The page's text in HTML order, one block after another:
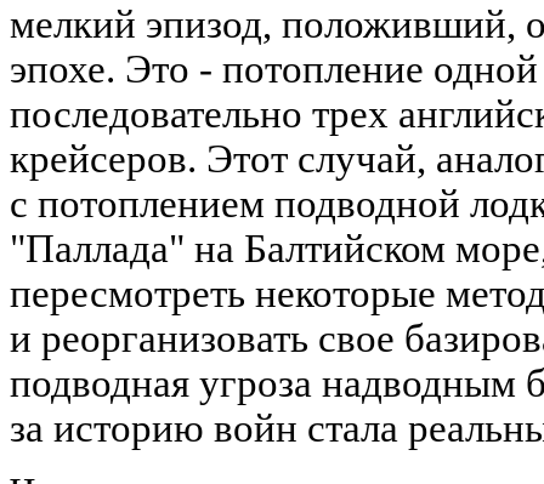
мелкий эпизод, положивший,
эпохе. Это - потопление
последовательно трех
крейсеров. Этот случай,
с потоплением подводной
"Паллада" на Балтийском
пересмотреть некоторые
и реорганизовать свое
подводная угроза надводным
за историю войн стала